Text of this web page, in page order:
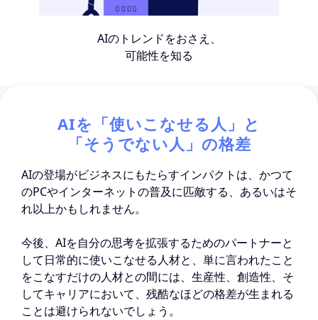
AIのトレンドをおさえ、
可能性を知る
AIを「使いこなせる人」と
「そうでない人」の格差
AIの登場がビジネスにもたらすインパクトは、かつて
のPCやインターネットの普及に匹敵する、あるいはそ
れ以上かもしれません。
今後、AIを自分の思考を拡張するためのパートナーと
して日常的に使いこなせる人材と、単に言われたこと
をこなすだけの人材との間には、生産性、創造性、そ
してキャリアにおいて、残酷なほどの格差が生まれる
ことは避けられないでしょう。